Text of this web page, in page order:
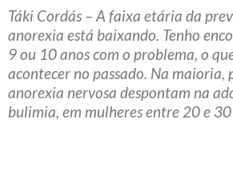
Táki Cordás – A faixa etária da
anorexia está baixando. Tenho
9 ou 10 anos com o problema, o
acontecer no passado. Na maioria,
anorexia nervosa despontam na
bulimia, em mulheres entre 20 e 30